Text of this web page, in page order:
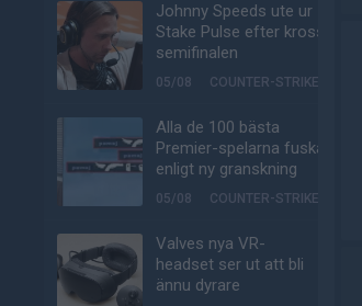
Johnny Speeds ute ur
Stake Pulse efter kross i
semifinalen
05/08 COUNTER-STRIKE
Alla de 100 bästa
Premier-spelarna fuskar
enligt ny granskning
05/08 COUNTER-STRIKE
Valves nya VR-
headset ser ut att bli
ännu dyrare